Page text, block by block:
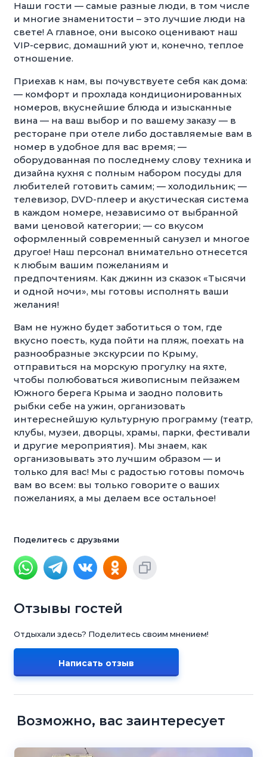
Наши гости — самые разные люди, в том числе
и многие знаменитости – это лучшие люди на
свете! А главное, они высоко оценивают наш
VIP-сервис, домашний уют и, конечно, теплое
отношение.
Приехав к нам, вы почувствуете себя как дома:
— комфорт и прохлада кондиционированных
номеров, вкуснейшие блюда и изысканные
вина — на ваш выбор и по вашему заказу — в
ресторане при отеле либо доставляемые вам в
номер в удобное для вас время; —
оборудованная по последнему слову техника и
дизайна кухня с полным набором посуды для
любителей готовить самим; — холодильник; —
телевизор, DVD-плеер и акустическая система
в каждом номере, независимо от выбранной
вами ценовой категории; — со вкусом
оформленный современный санузел и многое
другое! Наш персонал внимательно отнесется
к любым вашим пожеланиям и
предпочтениям. Как джинн из сказок «Тысячи
и одной ночи», мы готовы исполнять ваши
желания!
Вам не нужно будет заботиться о том, где
вкусно поесть, куда пойти на пляж, поехать на
разнообразные экскурсии по Крыму,
отправиться на морскую прогулку на яхте,
чтобы полюбоваться живописным пейзажем
Южного берега Крыма и заодно половить
рыбки себе на ужин, организовать
интереснейшую культурную программу (театр,
клубы, музеи, дворцы, храмы, парки, фестивали
и другие мероприятия). Мы знаем, как
организовывать это лучшим образом — и
только для вас! Мы с радостью готовы помочь
вам во всем: вы только говорите о ваших
пожеланиях, а мы делаем все остальное!
Поделитесь с друзьями
Отзывы гостей
Отдыхали здесь? Поделитесь своим мнением!
Написать отзыв
Возможно, вас заинтересует